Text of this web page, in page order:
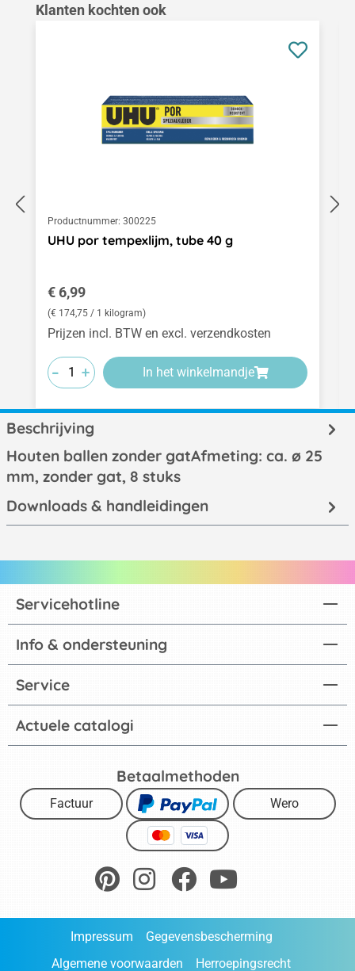
Productgalerij overslaan
Klanten kochten ook
Productnummer: 300225
UHU por tempexlijm, tube 40 g
Normale prijs:
€ 6,99
(€ 174,75 / 1 kilogram)
Prijzen incl. BTW en excl. verzendkosten
-
-
- +
+
+ In het winkelmandje
Beschrijving
Houten ballen zonder gatAfmeting: ca. ø 25
mm, zonder gat, 8 stuks
Downloads & handleidingen
Actuele catalogi
Servicehotline
Info & ondersteuning
Service
Betaalmethoden
Factuur Wero
Impressum
Gegevensbescherming
Algemene voorwaarden
Herroepingsrecht